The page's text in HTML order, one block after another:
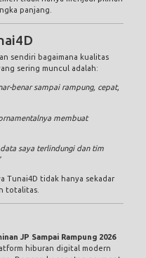
panjang.
sendiri bagaimana kualitas
sering muncul adalah:
benar sampai rampung, cepat,
membuat
data saya terlindungi dan tim
Tunai4D tidak hanya sekadar
totalitas.
JP Sampai Rampung 2026
hiburan digital modern